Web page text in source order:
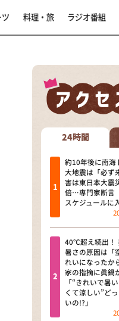
なるみ
相席食堂
これ余
～人生
～ やす
探偵！
news お
河合＆
「なん
かえり
料理・旅 ラジオ番組
24時間
約10年後に南海
大地震は「必ず
害は東日本大震
倍…専門家断言
スケジュールに
40℃超え続出！
暑さの原因は「
れいになったか
家の指摘に眞鍋
「“きれいで暑
くて涼しい”ど
いの!?」